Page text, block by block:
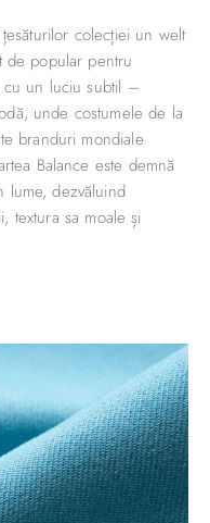
colecției un welt
de popular pentru
cu un luciu subtil –
unde costumele de la
branduri mondiale
Balance este demnă
lume, dezvăluind
textura sa moale și